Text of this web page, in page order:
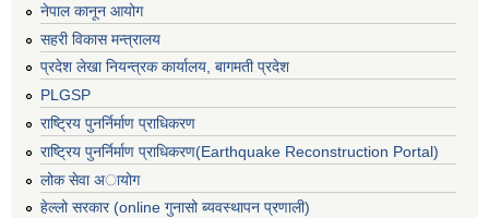
नेपाल कानून आयोग
सहरी विकास मन्त्रालय
प्रदेश लेखा नियन्त्रक कार्यालय, बागमती प्रदेश
PLGSP
राष्ट्रिय पुनर्निर्माण प्राधिकरण
राष्ट्रिय पुनर्निर्माण प्राधिकरण(Earthquake Reconstruction Portal)
लोक सेवा अायोग
हेल्लो सरकार (online गुनासो ब्यवस्थापन प्रणाली)